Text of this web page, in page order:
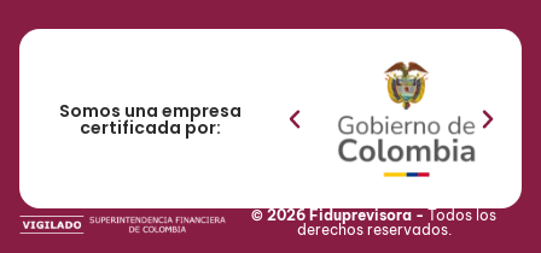
Somos una empresa
certificada por:
© 2026 Fiduprevisora -Todos los
derechos reservados.